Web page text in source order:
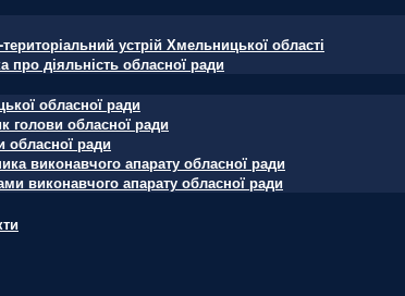
устрій Хмельницької області
про діяльність обласної ради
обласної ради
голови обласної ради
обласної ради
виконавчого апарату обласної ради
виконавчого апарату обласної ради